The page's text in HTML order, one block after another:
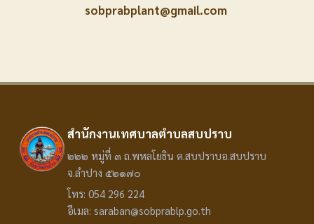
sobprabplant@gmail.com
สำนักงานเทศบาลตำบลสบปราบ
๒๒๒ หมู่ที่ ๓ ถ.พหลโยธิน ต.สบปราบอ.สบปราบ
จ.ลำปาง ๕๒๑๗๐
โทร: 054 296 224
อีเมล: saraban@sobprablp.go.th